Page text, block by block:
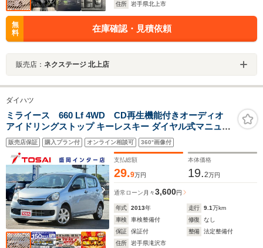
住所
岩手県北上市
無
料
在庫確認・見積依頼
販売店： ネクステージ 北上店
ダイハツ
ミライース 660 Lf 4WD CD再生機能付きオーディオ
アイドリングストップ キーレスキー ダイヤル式マニュア
ルエアコン ヘッドライトレベライザー バニティミラー 冬
タイヤ車載
販売店保証 購入プラン付 オンライン相談可 360°画像付
支払総額
29.9万円
本体価格
19.2万円
通常ローン 月々3,600円
年式 2013年 走行 9.1万km
車検
車検整備付 修復
なし
保証
保証付 整備
法定整備付
住所
岩手県滝沢市